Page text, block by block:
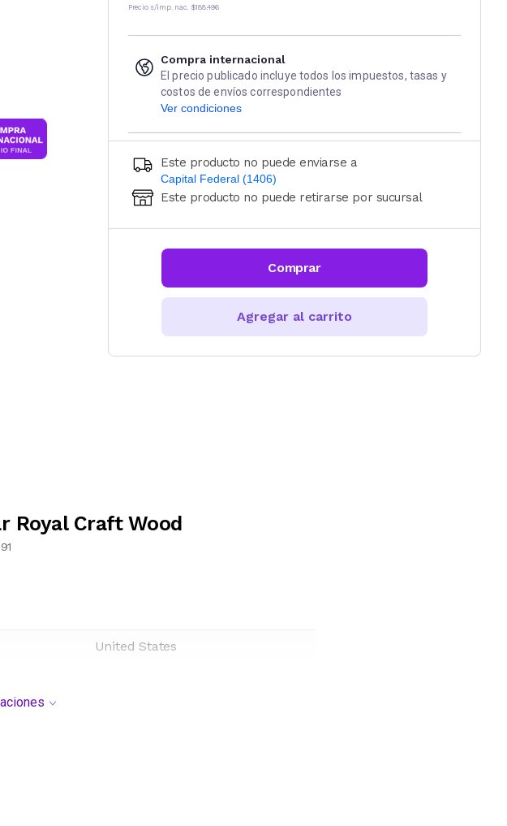
Precio s/imp. nac. $188.496
Compra internacional
El precio publicado incluye todos los impuestos, tasas y
costos de envíos correspondientes
Ver condiciones
Este producto no puede enviarse a
Capital Federal (1406)
Ingresá código postal (sólo números)
CALCULAR
Este producto no puede retirarse por sucursal
Comprar
Agregar al carrito
Royal Craft Wood
United States